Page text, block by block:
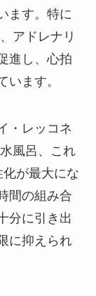
ます。特に
アドレナリ
進し、心拍
います。
・レッコネ
風呂、これ
が最大にな
間の組み合
分に引き出
に抑えられ